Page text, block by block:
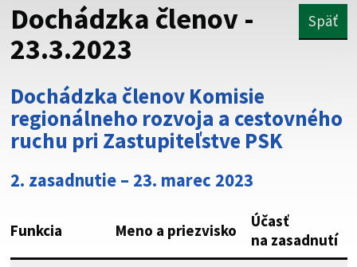
Táto stránka je zabezpečená
cez zabezpečenú webovú stránku. Zabezpečená stránka
vždy začína https:// pred názvom domény webového sídla.
Dochádzka členov -
23.3.2023
Späť
Dochádzka členov Komisie
regionálneho rozvoja a cestovného
ruchu pri Zastupiteľstve PSK
2. zasadnutie – 23. marec 2023
Funkcia Meno a priezvisko
Účasť
na zasadnutí